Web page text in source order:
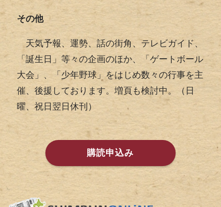
その他
天気予報、運勢、話の街角、テレビガイド、
「誕生日」等々の企画のほか、「ゲートボール
大会」、「少年野球」をはじめ数々の行事を主
催、後援しております。増頁も検討中。（日
曜、祝日翌日休刊）
購読申込み